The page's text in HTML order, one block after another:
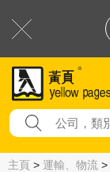
主頁 > 運輸、物流 >